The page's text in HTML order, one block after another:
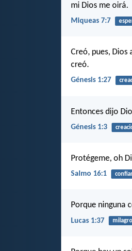
mi Dios me oirá.
Miqueas 7:7
Creó, pues, Dios
creó.
Génesis 1:27
Entonces dijo
Génesis 1:3
Protégeme, oh
Salmo 16:1
Porque ninguna
Lucas 1:37